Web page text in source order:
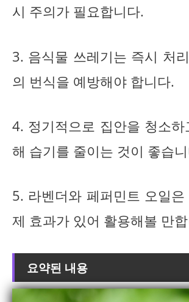
시 주의가 필요합니다.
3. 음식물 쓰레기는 즉시 처
의 번식을 예방해야 합니다.
4. 정기적으로 집안을 청소
해 습기를 줄이는 것이 좋습
5. 라벤더와 페퍼민트 오일
제 효과가 있어 활용해볼 만
요약된 내용